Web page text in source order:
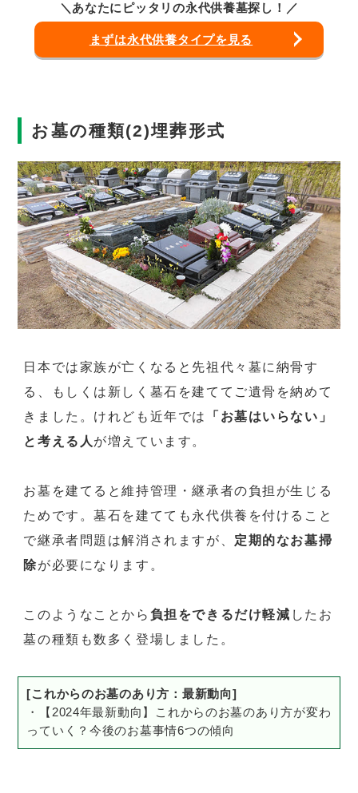
＼あなたにピッタリの永代供養墓探し！／
まずは永代供養タイプを見る
お墓の種類(2)埋葬形式
日本では家族が亡くなると先祖代々墓に納骨す
る、もしくは新しく墓石を建ててご遺骨を納めて
きました。けれども近年では
「お墓はいらない」
と考える人 が増えています。
お墓を建てると維持管理・継承者の負担が生じる
ためです。墓石を建てても永代供養を付けること
で継承者問題は解消されますが、 定期的なお墓掃
除が必要になります。
このようなことから 負担をできるだけ軽減 したお
墓の種類も数多く登場しました。
[これからのお墓のあり方：最新動向]
・【2024年最新動向】これからのお墓のあり方が変わ
っていく？今後のお墓事情6つの傾向